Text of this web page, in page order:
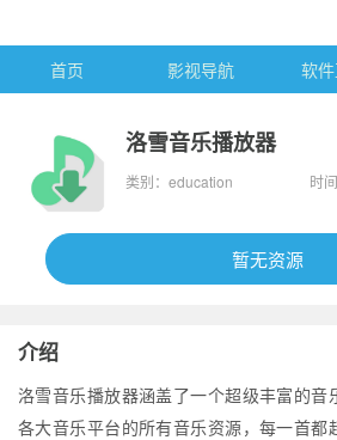
首页 影视导航 软
洛雪音乐播放器
类别：education
时
暂无资源
介绍
洛雪音乐播放器涵盖了一个超级丰富的音
各大音乐平台的所有音乐资源，每一首都